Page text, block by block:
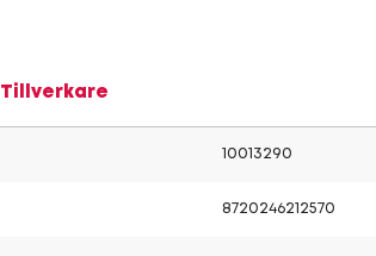
Tillverkare
10013290
8720246212570